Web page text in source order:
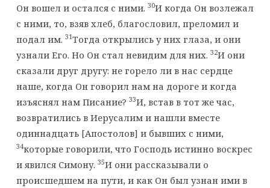
Он вошел и остался с ними. 30И когда Он возлежал
с ними, то, взяв хлеб, благословил, преломил и
подал им. 31Тогда открылись у них глаза, и они
узнали Его. Но Он стал невидим для них. 32И они
сказали друг другу: не горело ли в нас сердце
наше, когда Он говорил нам на дороге и когда
изъяснял нам Писание? 33И, встав в тот же час,
возвратились в Иерусалим и нашли вместе
одиннадцать [Апостолов] и бывших с ними,
34которые говорили, что Господь истинно воскрес
и явился Симону. 35И они рассказывали о
происшедшем на пути, и как Он был узнан ими в